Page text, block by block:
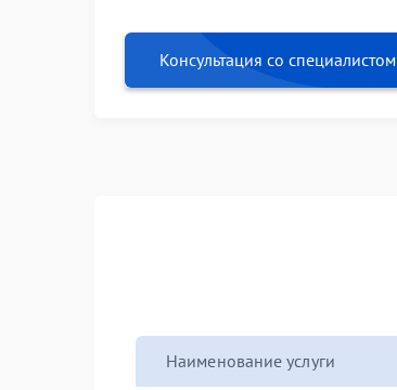
Консультация со специалистом
Наименование услуги